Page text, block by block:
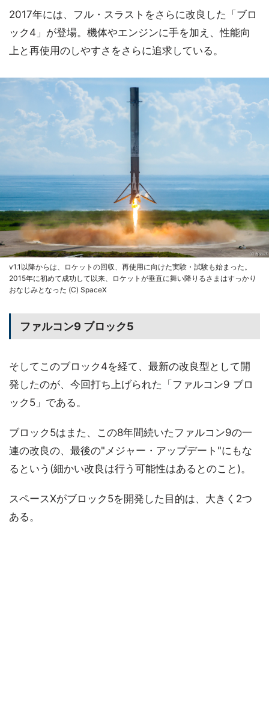
2017年には、フル・スラストをさらに改良した「ブロ
ック4」が登場。機体やエンジンに手を加え、性能向
上と再使用のしやすさをさらに追求している。
v1.1以降からは、ロケットの回収、再使用に向けた実験・試験も始まった。
2015年に初めて成功して以来、ロケットが垂直に舞い降りるさまはすっかり
おなじみとなった (C) SpaceX
ファルコン9 ブロック5
そしてこのブロック4を経て、最新の改良型として開
発したのが、今回打ち上げられた「ファルコン9 ブロ
ック5」である。
ブロック5はまた、この8年間続いたファルコン9の一
連の改良の、最後の"メジャー・アップデート"にもな
るという(細かい改良は行う可能性はあるとのこと)。
スペースXがブロック5を開発した目的は、大きく2つ
ある。